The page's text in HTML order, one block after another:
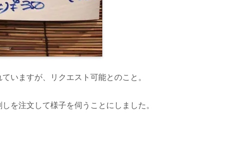
いますが、リクエスト可能とのこと。
を注文して様子を伺うことにしました。